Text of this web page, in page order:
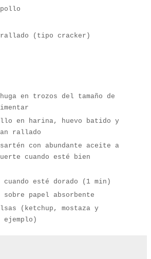
pollo
(tipo cracker)
en trozos del tamaño de
en harina, huevo batido y
rallado
con abundante aceite a
cuando esté bien
esté dorado (1 min)
papel absorbente
(ketchup, mostaza y